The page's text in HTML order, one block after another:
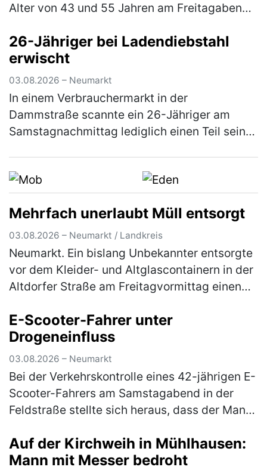
Alter von 43 und 55 Jahren am Freitagabend
gegenseitig aufeinander ein… (mehr)
26-Jähriger bei Ladendiebstahl
erwischt
03.08.2026 – Neumarkt
In einem Verbrauchermarkt in der
Dammstraße scannte ein 26-Jähriger am
Samstagnachmittag lediglich einen Teil seines
d…(mehr)
Mehrfach unerlaubt Müll entsorgt
03.08.2026 – Neumarkt / Landkreis
Neumarkt. Ein bislang Unbekannter entsorgte
vor dem Kleider- und Altglascontainern in der
Altdorfer Straße am Freitagvormittag einen
konnte sich das Kennzeic…(mehr)
E-Scooter-Fahrer unter
Drogeneinfluss
03.08.2026 – Neumarkt
Bei der Verkehrskontrolle eines 42-jährigen E-
Scooter-Fahrers am Samstagabend in der
Feldstraße stellte sich heraus, dass der Mann
stand. Die Weiterfahrt wurde…(mehr)
Auf der Kirchweih in Mühlhausen:
Mann mit Messer bedroht